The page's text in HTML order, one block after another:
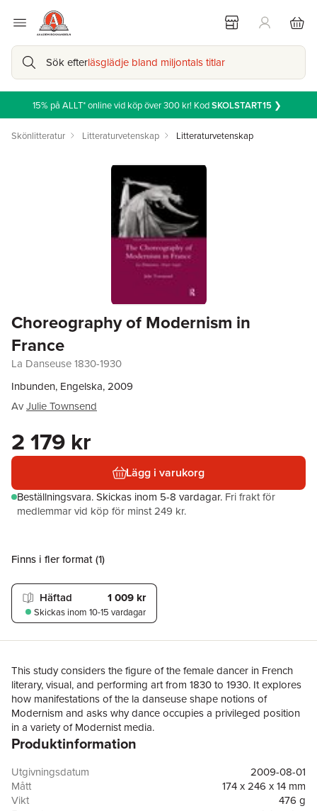
Sök efterläsglädje bland miljontals titlar
15% på ALLT* online vid köp över 300 kr! KodSKOLSTART15 ❯
Skönlitteratur Litteraturvetenskap Litteraturvetenskap
Choreography of Modernism in
France
La Danseuse 1830-1930
Inbunden, Engelska, 2009
AvJulie Townsend
2 179 kr
Lägg i varukorg
Beställningsvara.Skickas inom 5-8 vardagar. Fri frakt för
medlemmar vid köp för minst 249 kr.
Finns i fler format (1)
Häftad 1 009 kr
Skickas inom 10-15 vardagar
This study considers the figure of the female dancer in French
literary, visual, and performing art from 1830 to 1930. It explores
how manifestations of the la danseuse shape notions of
Modernism and asks why dance occupies a privileged position
in a variety of Modernist media.
Produktinformation
Utgivningsdatum
2009-08-01
Mått
174 x 246 x 14 mm
Vikt
476 g